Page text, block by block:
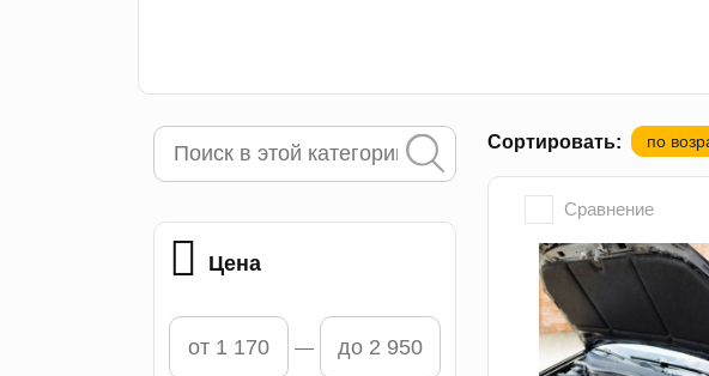
Цена
Сортировать: по
Сравнение